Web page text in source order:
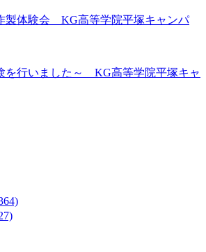
製体験会 KG高等学院平塚キャンパ
を行いました～ KG高等学院平塚キャ